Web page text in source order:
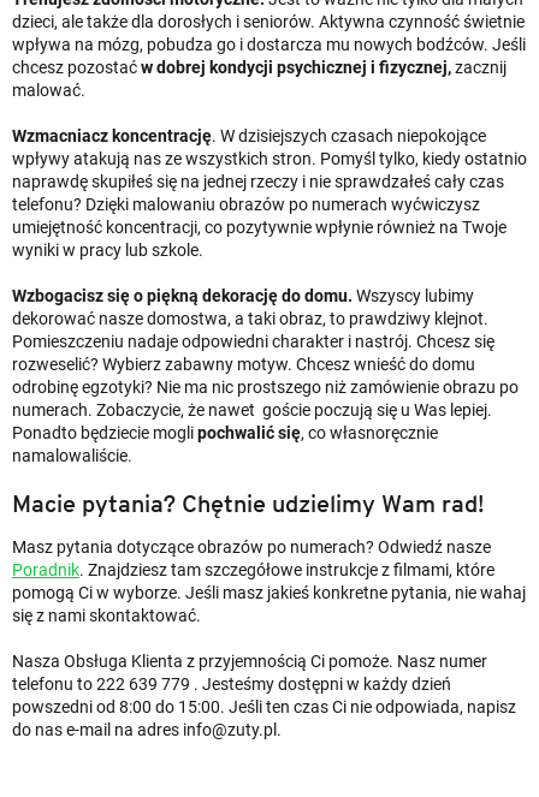
dzieci, ale także dla dorosłych i seniorów. Aktywna czynność świetnie
wpływa na mózg, pobudza go i dostarcza mu nowych bodźców. Jeśli
chcesz pozostaćw dobrej kondycji psychicznej i fizycznej,zacznij
malować.
Wzmacniacz koncentrację. W dzisiejszych czasach niepokojące
wpływy atakują nas ze wszystkich stron. Pomyśl tylko, kiedy ostatnio
naprawdę skupiłeś się na jednej rzeczy i nie sprawdzałeś cały czas
telefonu? Dzięki malowaniu obrazów po numerach wyćwiczysz
umiejętność koncentracji, co pozytywnie wpłynie również na Twoje
wyniki w pracy lub szkole.
Wzbogacisz się o piękną dekorację do domu. Wszyscy lubimy
dekorować nasze domostwa, a taki obraz, to prawdziwy klejnot.
Pomieszczeniu nadaje odpowiedni charakter i nastrój. Chcesz się
rozweselić? Wybierz zabawny motyw. Chcesz wnieść do domu
odrobinę egzotyki? Nie ma nic prostszego niż zamówienie obrazu po
numerach. Zobaczycie, że nawet goście poczują się u Was lepiej.
Ponadto będziecie moglipochwalić się, co własnoręcznie
namalowaliście.
Macie pytania? Chętnie udzielimy Wam rad!
Masz pytania dotyczące obrazów po numerach? Odwiedź nasze
Poradnik. Znajdziesz tam szczegółowe instrukcje z filmami, które
pomogą Ci w wyborze. Jeśli masz jakieś konkretne pytania, nie wahaj
się z nami skontaktować.
Nasza Obsługa Klienta z przyjemnością Ci pomoże. Nasz numer
telefonu to 222 639 779 . Jesteśmy dostępni w każdy dzień
powszedni od 8:00 do 15:00. Jeśli ten czas Ci nie odpowiada, napisz
do nas e-mail na adres info@zuty.pl.